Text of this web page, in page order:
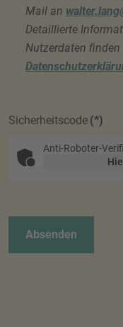
Mail an
Detaillierte
Nutzerdaten finden
Sicherheitscode (*)
Anti-Roboter-
Absenden